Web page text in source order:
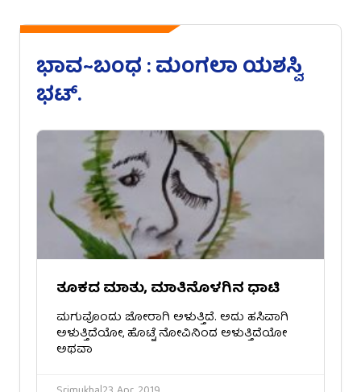
ಭಾವ~ಬಂಧ : ಮಂಗಲಾ ಯಶಸ್ವಿ
ಭಟ್.
ತೂಕದ ಮಾತು, ಮಾತಿನೊಳಗಿನ ಧಾಟಿ
ಮಗುವೊಂದು ಜೋರಾಗಿ ಅಳುತ್ತಿದೆ. ಅದು ಹಸಿವಾಗಿ
ಅಳುತ್ತಿದೆಯೋ, ಹೊಟ್ಟೆ ನೋವಿನಿಂದ ಅಳುತ್ತಿದೆಯೋ
ಅಥವಾ